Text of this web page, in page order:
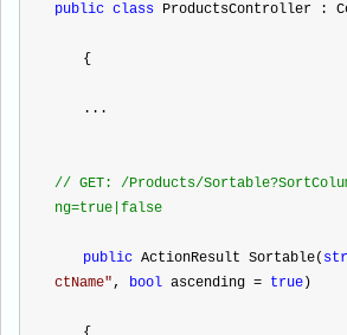
public class ProductsController :
{
...
// GET: /Products/
ng=true|false
public ActionResult Sortable(
ctName", bool ascending = true )